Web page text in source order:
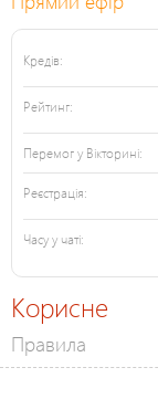
Кредів:
Рейтинг:
Перемог у Вікторині:
Реєстрація:
Часу у чаті:
Корисне
Правила